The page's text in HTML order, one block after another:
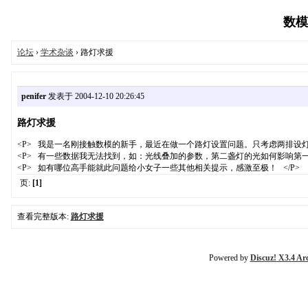
数
论坛› 学术杂谈 › 路灯求援
penifer发表于 2004-12-10 20:26:45
路灯求援
<P> 我是一名刚接触数模的新手，最近在做一个路灯设置问题。只考虑两排设
<P> 有一些数据我无法找到，如：光线叠加的参数，第二盏灯的光如何影响
<P> 如有哪位高手能就此问题给小女子一些其他相关提示，感激至极！ </P>
页: [1]
查看完整版本: 路灯求援
Powered by Discuz! X3.4